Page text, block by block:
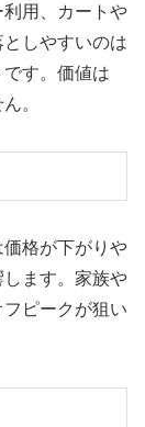
用、カートや
しやすいのは
す。価値は
。
格が下がりや
ます。家族や
ピークが狙い